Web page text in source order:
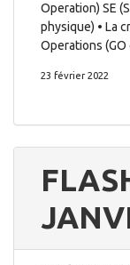
Operation) SE
physique) • La
Operations
23 février 2022